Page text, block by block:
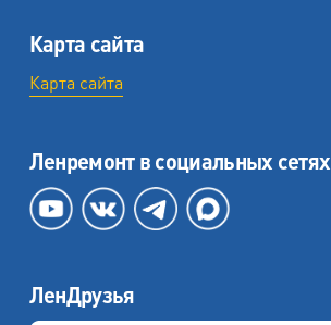
Карта сайта
Карта сайта
Ленремонт в социальных сетях
ЛенДрузья